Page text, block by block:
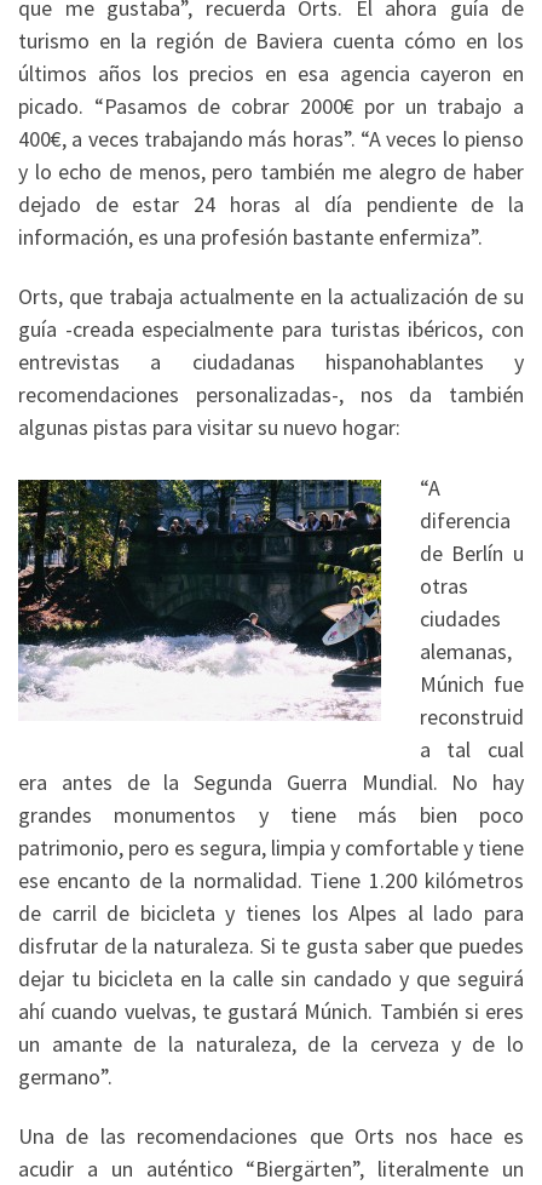
que me gustaba”, recuerda Orts. El ahora guía de
turismo en la región de Baviera cuenta cómo en los
últimos años los precios en esa agencia cayeron en
picado. “Pasamos de cobrar 2000€ por un trabajo a
400€, a veces trabajando más horas”. “A veces lo pienso
y lo echo de menos, pero también me alegro de haber
dejado de estar 24 horas al día pendiente de la
información, es una profesión bastante enfermiza”.
Orts, que trabaja actualmente en la actualización de su
guía -creada especialmente para turistas ibéricos, con
entrevistas a ciudadanas hispanohablantes y
recomendaciones personalizadas-, nos da también
algunas pistas para visitar su nuevo hogar:
“A
diferencia
de Berlín u
otras
ciudades
alemanas,
Múnich fue
reconstruid
a tal cual
era antes de la Segunda Guerra Mundial. No hay
grandes monumentos y tiene más bien poco
patrimonio, pero es segura, limpia y comfortable y tiene
ese encanto de la normalidad. Tiene 1.200 kilómetros
de carril de bicicleta y tienes los Alpes al lado para
disfrutar de la naturaleza. Si te gusta saber que puedes
dejar tu bicicleta en la calle sin candado y que seguirá
ahí cuando vuelvas, te gustará Múnich. También si eres
un amante de la naturaleza, de la cerveza y de lo
germano”.
Una de las recomendaciones que Orts nos hace es
acudir a un auténtico “Biergärten”, literalmente un